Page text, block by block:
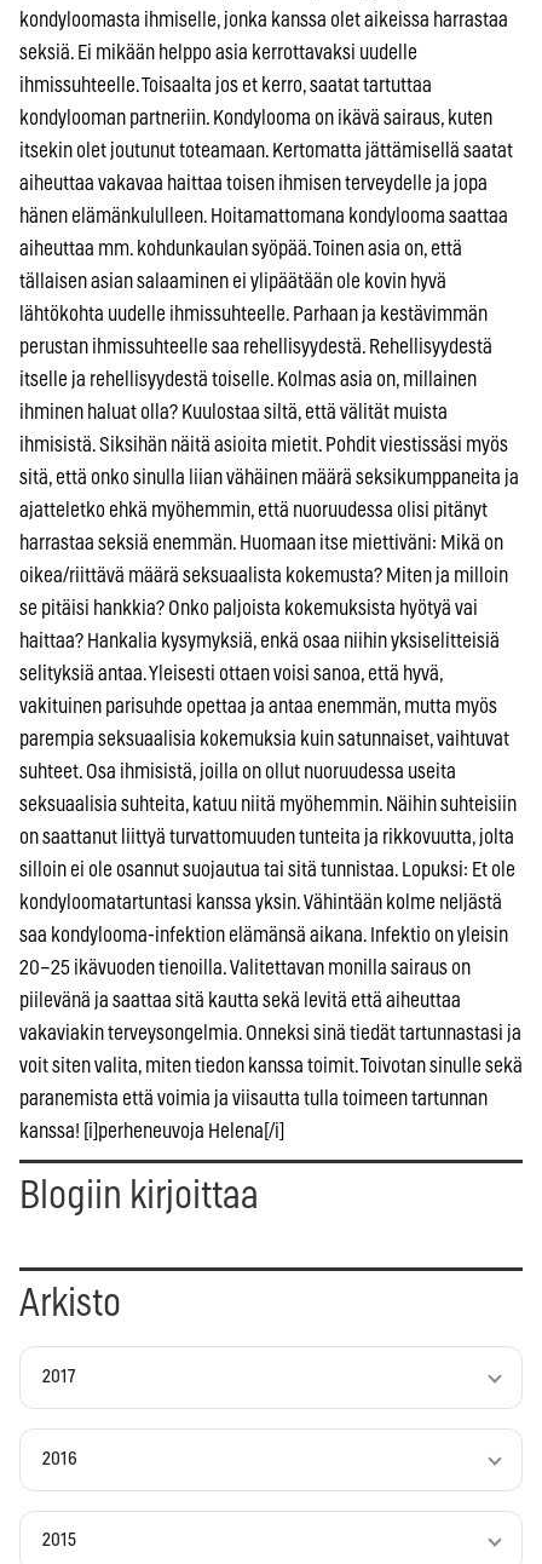
kondyloomasta ihmiselle, jonka kanssa olet aikeissa harrastaa
seksiä. Ei mikään helppo asia kerrottavaksi uudelle
ihmissuhteelle. Toisaalta jos et kerro, saatat tartuttaa
kondylooman partneriin. Kondylooma on ikävä sairaus, kuten
itsekin olet joutunut toteamaan. Kertomatta jättämisellä saatat
aiheuttaa vakavaa haittaa toisen ihmisen terveydelle ja jopa
hänen elämänkululleen. Hoitamattomana kondylooma saattaa
aiheuttaa mm. kohdunkaulan syöpää. Toinen asia on, että
tällaisen asian salaaminen ei ylipäätään ole kovin hyvä
lähtökohta uudelle ihmissuhteelle. Parhaan ja kestävimmän
perustan ihmissuhteelle saa rehellisyydestä. Rehellisyydestä
itselle ja rehellisyydestä toiselle. Kolmas asia on, millainen
ihminen haluat olla? Kuulostaa siltä, että välität muista
ihmisistä. Siksihän näitä asioita mietit. Pohdit viestissäsi myös
sitä, että onko sinulla liian vähäinen määrä seksikumppaneita ja
ajatteletko ehkä myöhemmin, että nuoruudessa olisi pitänyt
harrastaa seksiä enemmän. Huomaan itse miettiväni: Mikä on
oikea/riittävä määrä seksuaalista kokemusta? Miten ja milloin
se pitäisi hankkia? Onko paljoista kokemuksista hyötyä vai
haittaa? Hankalia kysymyksiä, enkä osaa niihin yksiselitteisiä
selityksiä antaa. Yleisesti ottaen voisi sanoa, että hyvä,
vakituinen parisuhde opettaa ja antaa enemmän, mutta myös
parempia seksuaalisia kokemuksia kuin satunnaiset, vaihtuvat
suhteet. Osa ihmisistä, joilla on ollut nuoruudessa useita
seksuaalisia suhteita, katuu niitä myöhemmin. Näihin suhteisiin
on saattanut liittyä turvattomuuden tunteita ja rikkovuutta, jolta
silloin ei ole osannut suojautua tai sitä tunnistaa. Lopuksi: Et ole
kondyloomatartuntasi kanssa yksin. Vähintään kolme neljästä
saa kondylooma-infektion elämänsä aikana. Infektio on yleisin
20–25 ikävuoden tienoilla. Valitettavan monilla sairaus on
piilevänä ja saattaa sitä kautta sekä levitä että aiheuttaa
vakaviakin terveysongelmia. Onneksi sinä tiedät tartunnastasi ja
voit siten valita, miten tiedon kanssa toimit. Toivotan sinulle sekä
paranemista että voimia ja viisautta tulla toimeen tartunnan
kanssa! [i]perheneuvoja Helena[/i]
Blogiin kirjoittaa
Arkisto
2017
2016
2015